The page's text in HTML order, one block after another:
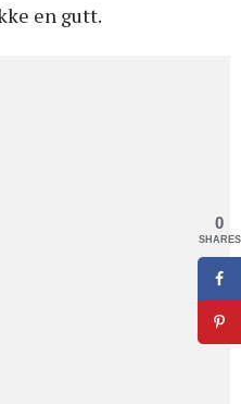
en gutt.
0
SHARES